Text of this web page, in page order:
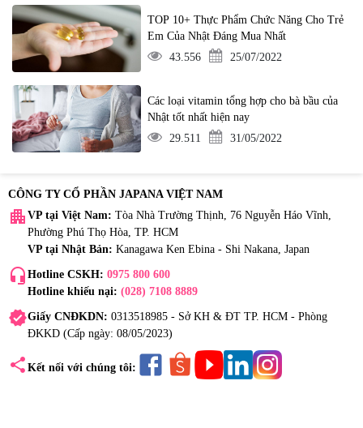
TOP 10+ Thực Phẩm Chức Năng Cho Trẻ
Em Của Nhật Đáng Mua Nhất
43.556
25/07/2022
Các loại vitamin tổng hợp cho bà bầu của
Nhật tốt nhất hiện nay
29.511
31/05/2022
CÔNG TY CỔ PHẦN JAPANA VIỆT NAM
apartment VP tại Việt Nam: Tòa Nhà Trường Thịnh, 76 Nguyễn Háo Vĩnh,
Phường Phú Thọ Hòa, TP. HCM
VP tại Nhật Bản: Kanagawa Ken Ebina - Shi Nakana, Japan
headset_mic Hotline CSKH: 0975 800 600
Hotline khiếu nại: (028) 7108 8889
verifiedGiấy CNĐKDN: 0313518985 - Sở KH & ĐT TP. HCM - Phòng
ĐKKD (Cấp ngày: 08/05/2023)
share Kết nối với chúng tôi: